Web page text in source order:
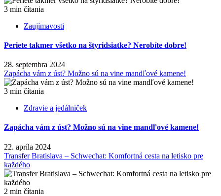
3 min čítania
Zaujímavosti
Periete takmer všetko na štyridsiatke? Nerobíte dobre!
28. septembra 2024
Zapácha vám z úst? Možno sú na vine mandľové kamene!
3 min čítania
Zdravie a jedálniček
Zapácha vám z úst? Možno sú na vine mandľové kamene!
22. apríla 2024
Transfer Bratislava – Schwechat: Komfortná cesta na letisko pre
každého
2 min čítania